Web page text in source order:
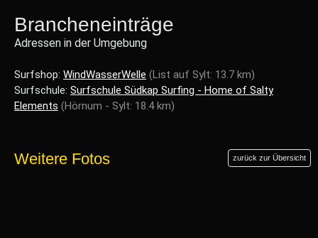
Brancheneinträge
Adressen in der Umgebung
Surfshop: WindWasserWelle (List auf Sylt: 13.7 km)
Surfschule: Surfschule Südkap Surfing - Home of Salty
Elements (Hörnum - Sylt: 18.4 km)
Weitere Fotos zurück zur Übersicht